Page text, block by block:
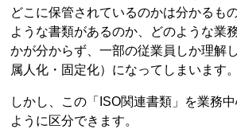
どこに保管されているのかは分かるも
ような書類があるのか、どのような業
かが分からず、一部の従業員しか理解
属人化・固定化）になってしまいます。
しかし、この「ISO関連書類」を業務
ように区分できます。